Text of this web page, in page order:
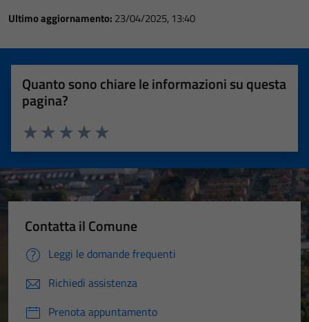
Ultimo aggiornamento: 23/04/2025, 13:40
Quanto sono chiare le informazioni su questa
pagina?
Valuta 5 stelle su 5
Valuta 4 stelle su 5
Valuta 3 stelle su 5
Valuta 2 stelle su 5
Valuta 1 stelle su 5
Contatta il Comune
Leggi le domande frequenti
Richiedi assistenza
Prenota appuntamento